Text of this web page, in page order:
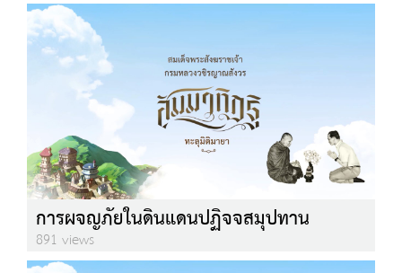
การผจญภัยในดินแดนปฏิจจสมุปทาน
891 views